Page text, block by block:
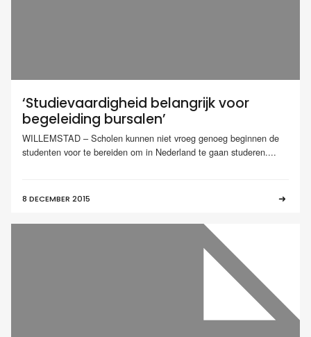
‘Studievaardigheid belangrijk voor
begeleiding bursalen’
WILLEMSTAD – Scholen kunnen niet vroeg genoeg beginnen de
studenten voor te bereiden om in Nederland te gaan studeren....
8 DECEMBER 2015